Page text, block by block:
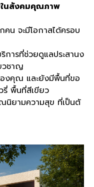
นสังคมคุณภาพ
น จะมีโอกาสได้ครอบ
การที่ช่วยดูแลประสานง
วชาญ
องคุณ และยังมีพื้นที่ขอ
รี่ พื้นที่สีเขียว
นิยามความสุข ที่เป็นตั